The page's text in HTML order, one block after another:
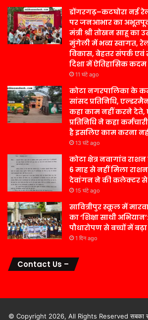
डोंगरगढ़–कटघोरा नई
पर जनआभार का अभूतपूर्व
मंत्री श्री तोखन साहू
मुंगेली में भव्य स्वागत,
विकास, बेहतर संपर्क
दिशा में ऐतिहासिक कदम
11 घंटे ago
कोटा नगरपालिका के
सांसद प्रतिनिधि,
कहा काम नहीं करने
प्रतिनिधि ने कहा
है इसलिए काम करना
13 घंटे ago
कोटा क्षेत्र नवागांव
6 माह से नहीं मिला
देवांगन ने की कलेक्टर से
15 घंटे ago
सावित्रीपुर स्कूल में
का ‘शिक्षा साथी
पौधारोपण से बच्चों में
1 दिन ago
Contact Us –
© Copyright 2026, All Rights Reserved सबका